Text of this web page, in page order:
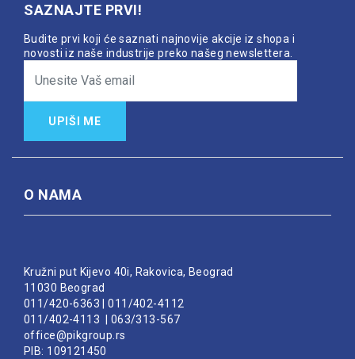
SAZNAJTE PRVI!
Budite prvi koji će saznati najnovije akcije iz shopa i
novosti iz naše industrije preko našeg newslettera.
UPIŠI ME
O NAMA
Kružni put Kijevo 40i, Rakovica, Beograd
11030 Beograd
011/420-6363 |011/402-4112
011/402-4113
063/313-567
office@pikgroup.rs
PIB: 109121450